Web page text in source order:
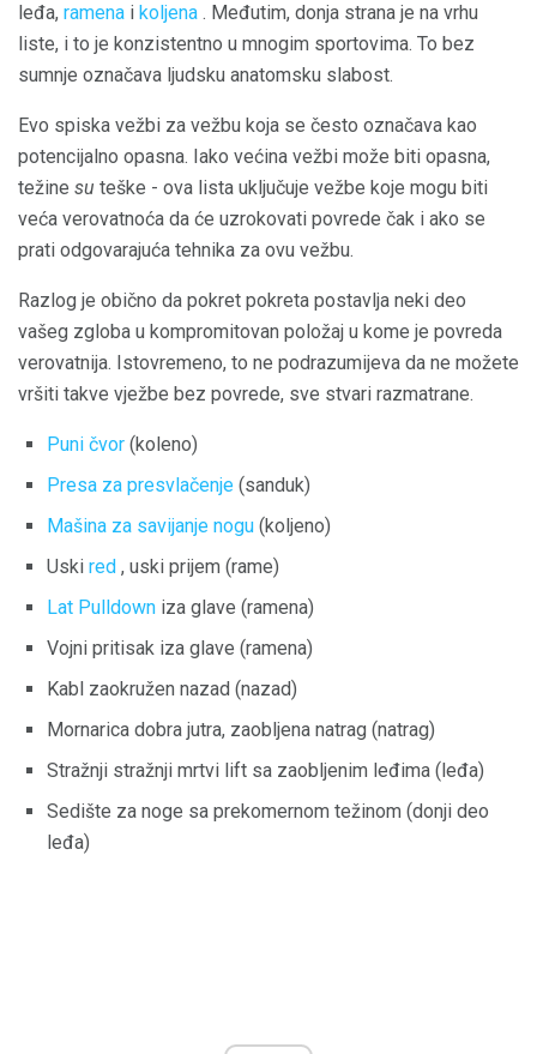
leđa, ramena i koljena . Međutim, donja strana je na vrhu
liste, i to je konzistentno u mnogim sportovima. To bez
sumnje označava ljudsku anatomsku slabost.
Evo spiska vežbi za vežbu koja se često označava kao
potencijalno opasna. Iako većina vežbi može biti opasna,
težine su teške - ova lista uključuje vežbe koje mogu biti
veća verovatnoća da će uzrokovati povrede čak i ako se
prati odgovarajuća tehnika za ovu vežbu.
Razlog je obično da pokret pokreta postavlja neki deo
vašeg zgloba u kompromitovan položaj u kome je povreda
verovatnija. Istovremeno, to ne podrazumijeva da ne možete
vršiti takve vježbe bez povrede, sve stvari razmatrane.
Puni čvor (koleno)
Presa za presvlačenje (sanduk)
Mašina za savijanje nogu (koljeno)
Uski red , uski prijem (rame)
Lat Pulldown iza glave (ramena)
Vojni pritisak iza glave (ramena)
Kabl zaokružen nazad (nazad)
Mornarica dobra jutra, zaobljena natrag (natrag)
Stražnji stražnji mrtvi lift sa zaobljenim leđima (leđa)
Sedište za noge sa prekomernom težinom (donji deo
leđa)